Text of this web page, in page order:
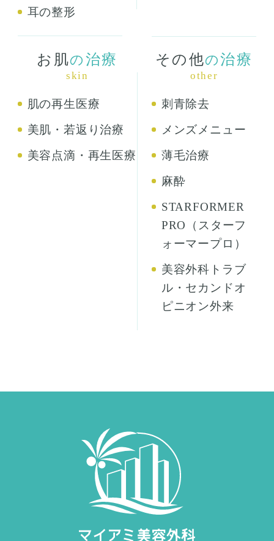
耳の整形
お肌の 治療
skin
肌の再生医療
美肌・若返り治療
美容点滴・再生医療
その他の治療
other
刺青除去
メンズメニュー
薄毛治療
麻酔
STARFORMER
PRO（スターフ
ォーマープロ）
美容外科トラブ
ル・セカンドオ
ピニオン外来